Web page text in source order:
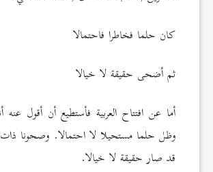
كان حلما فخاطرا فاحتمالا
ثم أضحى حقيقة لا خيالا
أما عن افتتاح العربية فأستطيع أن أقول
وظل حلما مستحيلا لا احتمالا. وصحونا ذات
قد صار حقيقة لا خيالا.